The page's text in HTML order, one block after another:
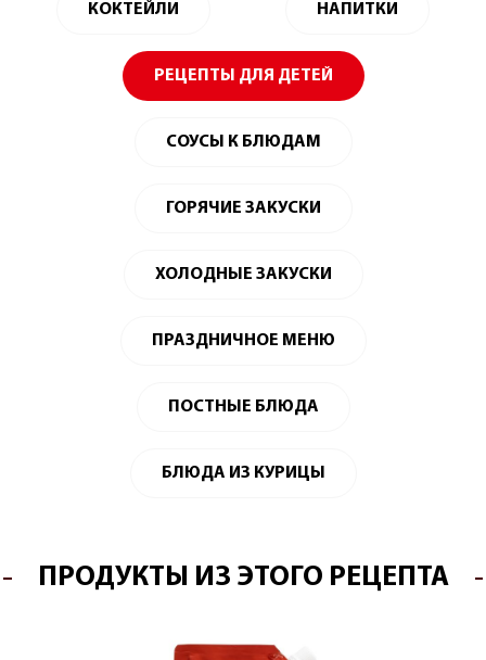
КОКТЕЙЛИ НАПИТКИ
РЕЦЕПТЫ ДЛЯ ДЕТЕЙ
СОУСЫ К БЛЮДАМ
ГОРЯЧИЕ ЗАКУСКИ
ХОЛОДНЫЕ ЗАКУСКИ
ПРАЗДНИЧНОЕ МЕНЮ
ПОСТНЫЕ БЛЮДА
БЛЮДА ИЗ КУРИЦЫ
ПРОДУКТЫ ИЗ ЭТОГО РЕЦЕПТА